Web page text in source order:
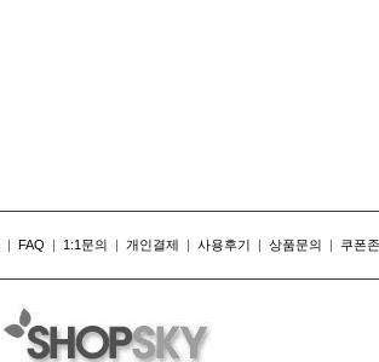
| FAQ | 1:1문의 | 개인결제 | 사용후기 | 상품문의 | 쿠폰존